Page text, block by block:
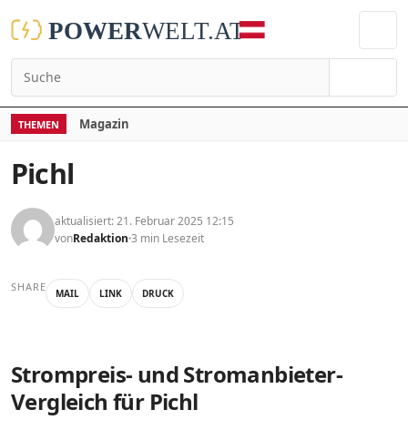
THEMEN Magazin
Pichl
aktualisiert: 21. Februar 2025 12:15
vonRedaktion 3 min Lesezeit
SHARE MAIL LINK DRUCK
Strompreis- und Stromanbieter-
Vergleich für Pichl